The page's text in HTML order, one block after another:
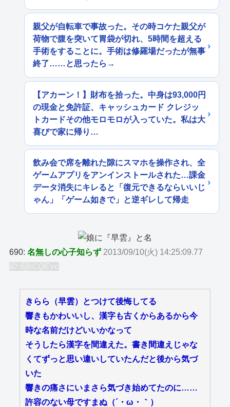
親父が自転車で事故った。その時コケた親父が
荷物で腹を突いて胃袋が切れ、5時間を超える
手術をすることに。手術は修羅場だったが無事
終了……と思ったら→
【アカーン！】財布を拾った。中身は93,000円
の現金と免許証、キャッシュカード クレジッ
トカードその他モロモロが入っていた。私は大
喜びで家に帰り…
飲み会で席を離れた隙にスマホを操作され、全
ゲームアプリをアンインストールされた…課金
データ消失にキレると「復元できるならいいじ
ゃん」「ゲーム如きで」と逆ギレして帰走
690:名無しの心子知らず 2013/09/10(火) 14:25:09.77
きらら（早雲）とつけて後悔してる
響きもかわいいし、漢字も古くからあるから今
時な名前だけどいいかなって
そうしたら漢字を間違えた。書き間違えじゃな
くてずっと思い違いしていたんだと後から気づ
いた
響きの痛さにいまさら気づき始めてたのに……
許容のない母ですまぬ（´・ω・｀）